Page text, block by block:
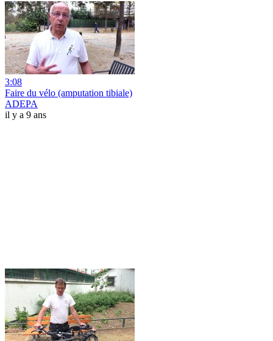
3:08
Faire du vélo (amputation tibiale)
ADEPA
il y a 9 ans